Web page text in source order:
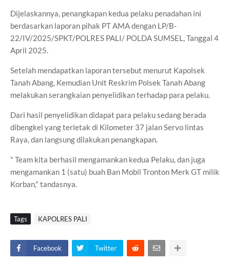
Dijelaskannya, penangkapan kedua pelaku penadahan ini
berdasarkan laporan pihak PT AMA dengan LP/B-
22/IV/2025/SPKT/POLRES PALI/ POLDA SUMSEL, Tanggal 4
April 2025.
Setelah mendapatkan laporan tersebut menurut Kapolsek
Tanah Abang, Kemudian Unit Reskrim Polsek Tanah Abang
melakukan serangkaian penyelidikan terhadap para pelaku.
Dari hasil penyelidikan didapat para pelaku sedang berada
dibengkel yang terletak di Kilometer 37 jalan Servo lintas
Raya, dan langsung dilakukan penangkapan.
" Team kita berhasil mengamankan kedua Pelaku, dan juga
mengamankan 1 (satu) buah Ban Mobil Tronton Merk GT milik
Korban," tandasnya.
Tags KAPOLRES PALI
Facebook Twitter